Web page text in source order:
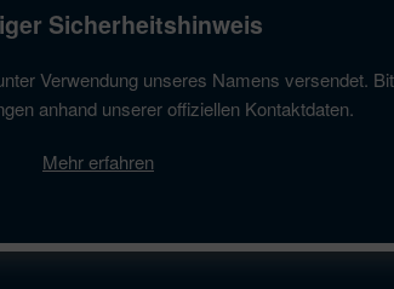
Sicherheitshinweis
Verwendung unseres Namens versendet.
anhand unserer offiziellen Kontaktdaten.
Mehr erfahren